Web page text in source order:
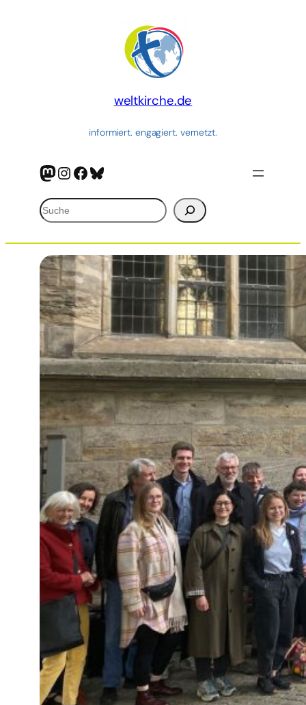
weltkirche.de
informiert. engagiert. vernetzt.
Mastodon
Instagram
Facebook
Bluesky
Suchen